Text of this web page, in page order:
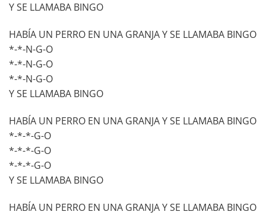
Y SE LLAMABA BINGO
HABÍA UN PERRO EN UNA GRANJA Y SE LLAMABA BINGO
*-*-N-G-O
*-*-N-G-O
*-*-N-G-O
Y SE LLAMABA BINGO
HABÍA UN PERRO EN UNA GRANJA Y SE LLAMABA BINGO
*-*-*-G-O
*-*-*-G-O
*-*-*-G-O
Y SE LLAMABA BINGO
HABÍA UN PERRO EN UNA GRANJA Y SE LLAMABA BINGO